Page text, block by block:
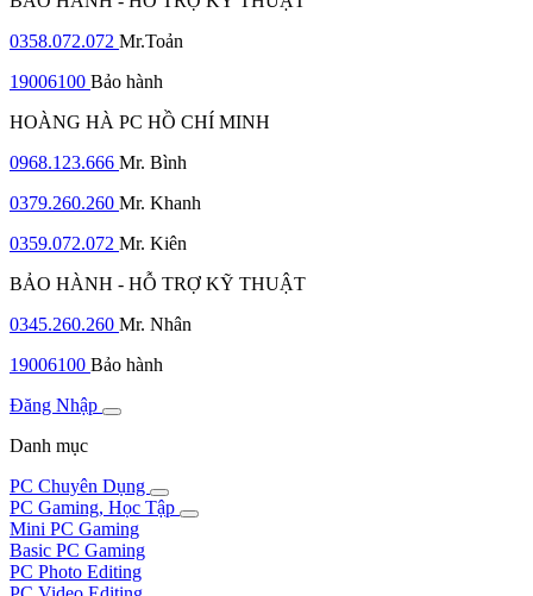
0358.072.072 Mr.Toản
19006100 Bảo hành
HOÀNG HÀ PC HỒ CHÍ MINH
0968.123.666 Mr. Bình
0379.260.260 Mr. Khanh
0359.072.072 Mr. Kiên
BẢO HÀNH - HỖ TRỢ KỸ THUẬT
0345.260.260 Mr. Nhân
19006100 Bảo hành
Đăng Nhập
Danh mục
PC Chuyên Dụng
PC Gaming, Học Tập
Mini PC Gaming
Basic PC Gaming
PC Photo Editing